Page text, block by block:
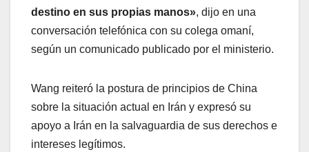
destino en sus propias manos», dijo en una
conversación telefónica con su colega omaní,
según un comunicado publicado por el ministerio.
Wang reiteró la postura de principios de China
sobre la situación actual en Irán y expresó su
apoyo a Irán en la salvaguardia de sus derechos e
intereses legítimos.